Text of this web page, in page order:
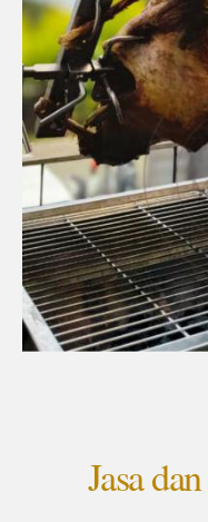
Jasa